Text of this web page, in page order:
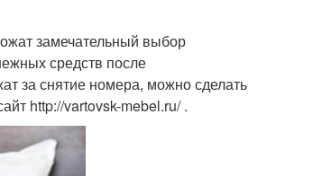
замечательный выбор
средств после
за снятие номера, можно сделать
http://vartovsk-mebel.ru/ .